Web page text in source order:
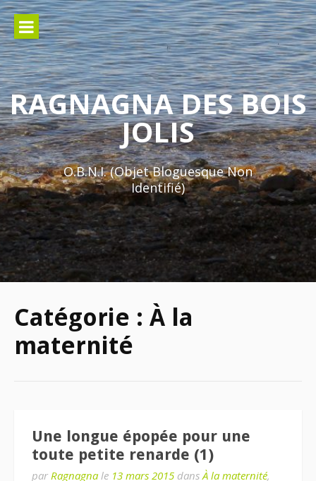
Aller
au
contenu
RAGNAGNA DES BOIS
JOLIS
O.B.N.I. (Objet Bloguesque Non
Identifié)
Catégorie : À la
maternité
Une longue épopée pour une
toute petite renarde (1)
par Ragnagna le 13 mars 2015 dansÀ la maternité,